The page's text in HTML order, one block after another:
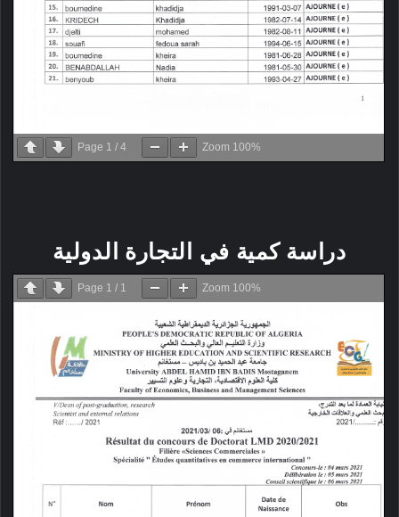
Page 1 / 4 Zoom 100%
دراسة كمية في التجارة الدولية
Page 1 / 1 Zoom 100%